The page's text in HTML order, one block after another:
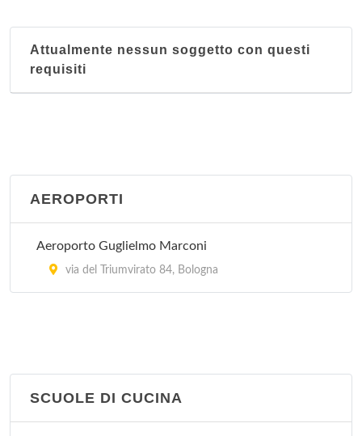
Attualmente nessun soggetto con questi
requisiti
AEROPORTI
Aeroporto Guglielmo Marconi
via del Triumvirato 84, Bologna
SCUOLE DI CUCINA